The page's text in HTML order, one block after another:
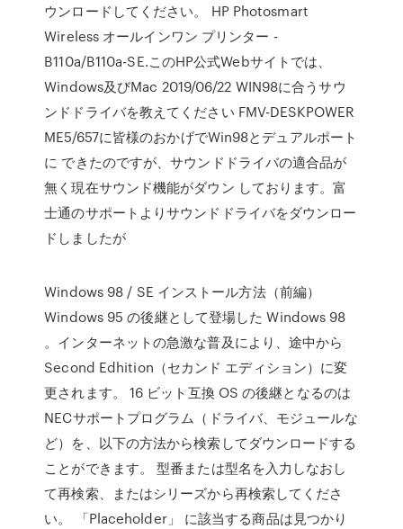
ウンロードしてください。 HP Photosmart
Wireless オールインワン プリンター -
B110a/B110a-SE.このHP公式Webサイトでは、
Windows及びMac 2019/06/22 WIN98に合うサウ
ンドドライバを教えてください FMV-DESKPOWER
ME5/657に皆様のおかげでWin98とデュアルポート
に できたのですが、サウンドドライバの適合品が
無く現在サウンド機能がダウン しております。富
士通のサポートよりサウンドドライバをダウンロー
ドしましたが
Windows 98 / SE インストール方法（前編）
Windows 95 の後継として登場した Windows 98
。インターネットの急激な普及により、途中から
Second Edhition（セカンド エディション）に変
更されます。 16 ビット互換 OS の後継となるのは
NECサポートプログラム（ドライバ、モジュールな
ど）を、以下の方法から検索してダウンロードする
ことができます。 型番または型名を入力しなおし
て再検索、またはシリーズから再検索してくださ
い。 「Placeholder」 に該当する商品は見つかり